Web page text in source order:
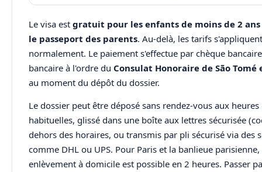
Le visa est gratuit pour les enfants de moins de 2
le passeport des parents. Au-delà, les tarifs s'appliquent
normalement. Le paiement s'effectue par chèque
bancaire à l'ordre du Consulat Honoraire de São Tomé
au moment du dépôt du dossier.
Le dossier peut être déposé sans rendez-vous aux
habituelles, glissé dans une boîte aux lettres sécurisée
dehors des horaires, ou transmis par pli sécurisé via des
comme DHL ou UPS. Pour Paris et la banlieue
enlèvement à domicile est possible en 2 heures. Passer